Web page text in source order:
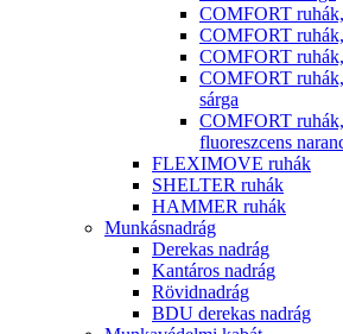
COMFORT
COMFORT
COMFORT
COMFORT
sárga
COMFORT
fluoreszcens
FLEXIMOVE ruhák
SHELTER ruhák
HAMMER ruhák
Munkásnadrág
Derekas nadrág
Kantáros nadrág
Rövidnadrág
BDU derekas nadrág